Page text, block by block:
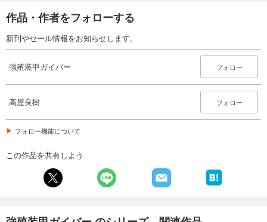
作品・作者をフォローする
新刊やセール情報をお知らせします。
強殖装甲ガイバー フォロー
高屋良樹 フォロー
フォロー機能について
この作品を共有しよう